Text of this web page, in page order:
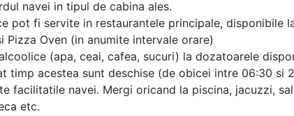
navei in tipul de cabina ales.
pot fi servite in restaurantele principale, disponibile
Pizza Oven (in anumite intervale orare)
(apa, ceai, cafea, sucuri) la dozatoarele
timp acestea sunt deschise (de obicei intre 06:30 si
facilitatile navei. Mergi oricand la piscina, jacuzzi,
etc.